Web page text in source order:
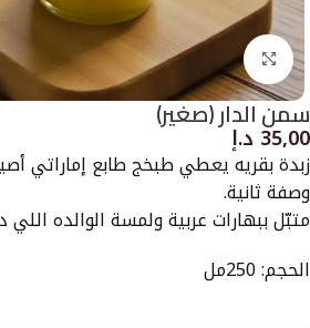
Click to enlarge
سمن الدار (صغير)
35,00 د.إ
زبدة بقريه يعطي طبخج طابع إماراتي
وصفة ثانية.
متبّل ببهارات عربية ولمسة الوالده
الحجم: 250مل